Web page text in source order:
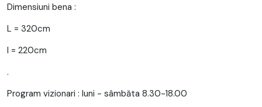
Dimensiuni bena :
L = 320cm
l = 220cm
.
Program vizionari : luni - sâmbăta 8.30-18.00